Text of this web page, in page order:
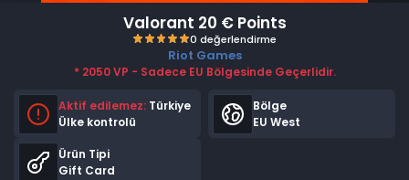
Valorant 20 € Points
Riot Games
* 2050 VP - Sadece EU Bölgesinde Geçerlidir.
Aktif edilemez:Türkiye
Ülke kontrolü
Bölge
EU West
Ürün Tipi
Gift Card